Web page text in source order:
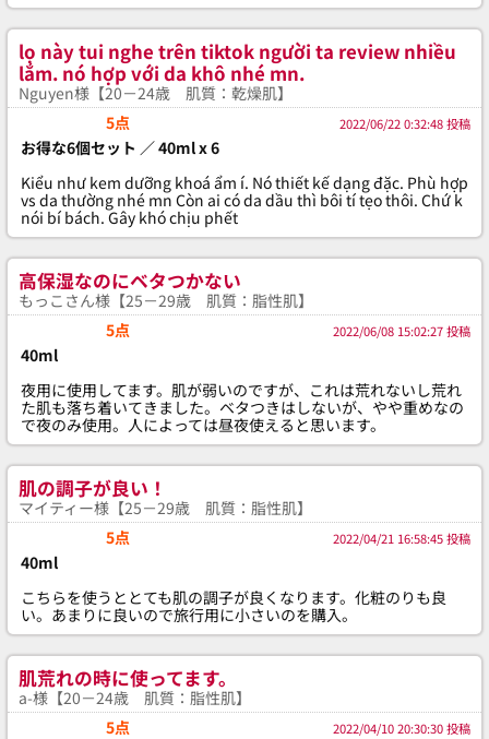
lọ này tui nghe trên tiktok người ta review nhiều
lắm. nó hợp với da khô nhé mn.
Nguyen様【20－24歳 肌質：乾燥肌】
5点
2022/06/22 0:32:48 投稿
お得な6個セット ／ 40ml x 6
Kiểu như kem dưỡng khoá ẩm í. Nó thiết kế dạng đặc. Phù hợp
vs da thường nhé mn Còn ai có da dầu thì bôi tí tẹo thôi. Chứ k
nói bí bách. Gây khó chịu phết
高保湿なのにベタつかない
もっこさん様【25－29歳 肌質：脂性肌】
5点
2022/06/08 15:02:27 投稿
40ml
夜用に使用してます。肌が弱いのですが、これは荒れないし荒れ
た肌も落ち着いてきました。ベタつきはしないが、やや重めなの
で夜のみ使用。人によっては昼夜使えると思います。
肌の調子が良い！
マイティー様【25－29歳 肌質：脂性肌】
5点
2022/04/21 16:58:45 投稿
40ml
こちらを使うととても肌の調子が良くなります。化粧のりも良
い。あまりに良いので旅行用に小さいのを購入。
肌荒れの時に使ってます。
a-様【20－24歳 肌質：脂性肌】
5点
2022/04/10 20:30:30 投稿